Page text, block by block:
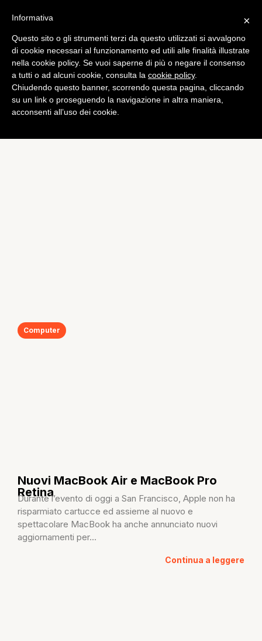
Computer
Nuovi MacBook Air e MacBook Pro
Retina
Durante l’evento di oggi a San Francisco, Apple non ha
risparmiato cartucce ed assieme al nuovo e
spettacolare MacBook ha anche annunciato nuovi
aggiornamenti per...
Continua a leggere
×
Informativa
Questo sito o gli strumenti terzi da questo utilizzati si avvalgono
di cookie necessari al funzionamento ed utili alle finalità illustrate
nella cookie policy. Se vuoi saperne di più o negare il consenso
a tutti o ad alcuni cookie, consulta la cookie policy.
Chiudendo questo banner, scorrendo questa pagina, cliccando
su un link o proseguendo la navigazione in altra maniera,
acconsenti all’uso dei cookie.